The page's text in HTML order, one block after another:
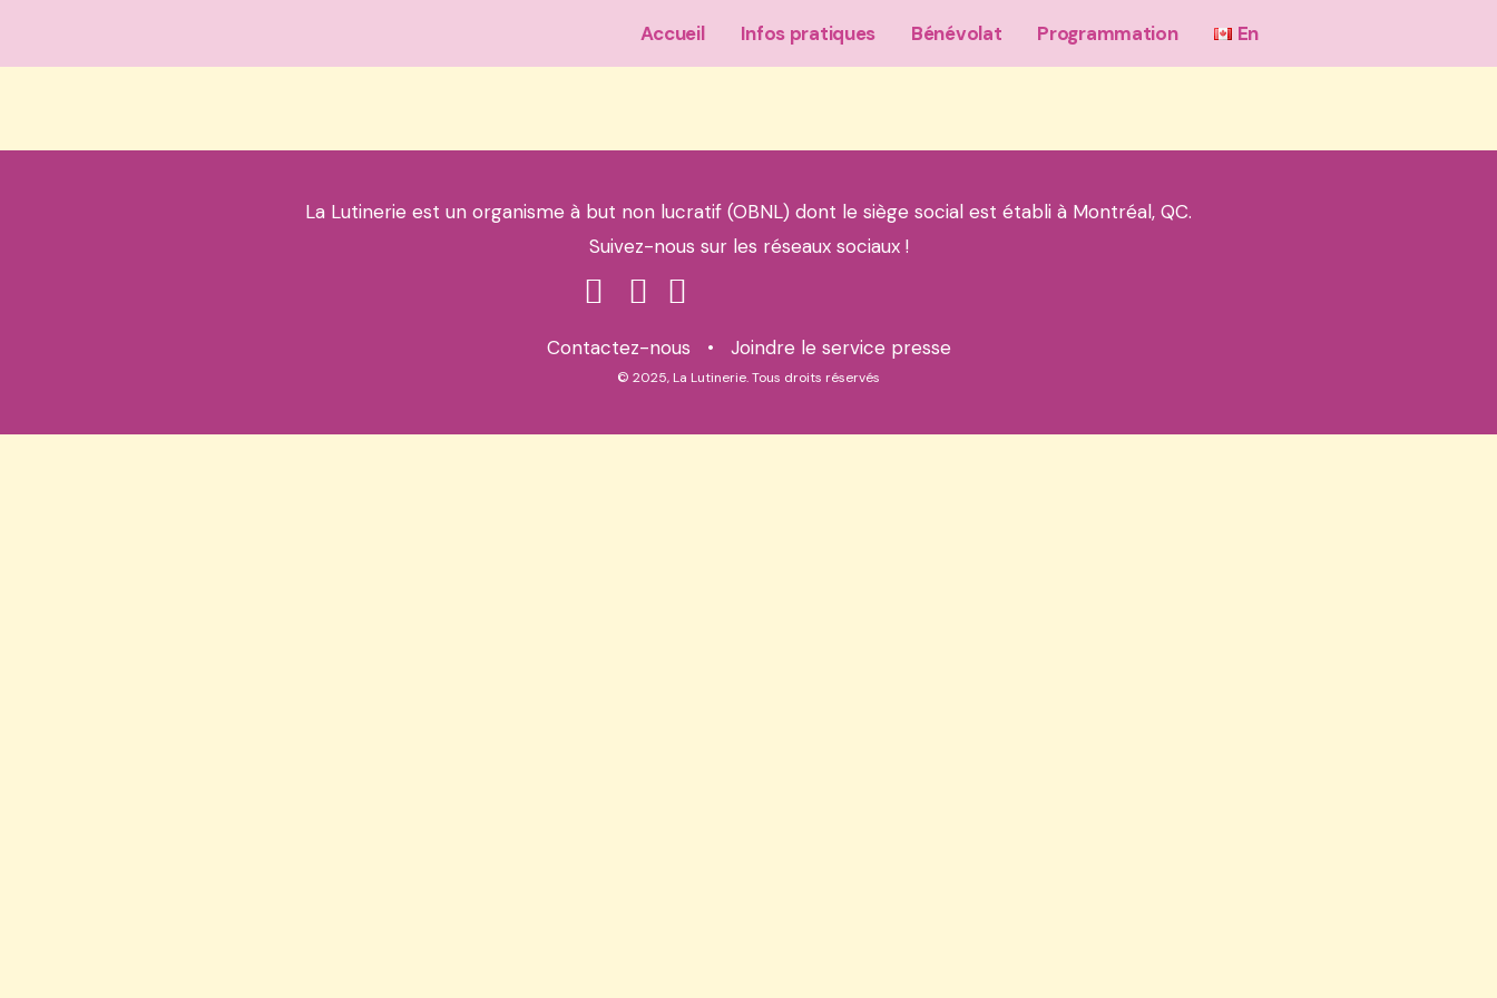
Accueil Infos pratiques Bénévolat Programmation En
La Lutinerie est un organisme à but non lucratif (OBNL) dont le siège social est établi à Montréal, QC.
Suivez-nous sur les réseaux sociaux !
Contactez-nous • Joindre le service presse
© 2025, La Lutinerie. Tous droits réservés